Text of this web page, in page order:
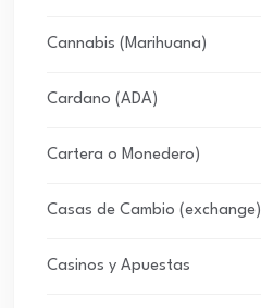
Cannabis (Marihuana)
Cardano (ADA)
Cartera o Monedero)
Casas de Cambio (exchange)
Casinos y Apuestas